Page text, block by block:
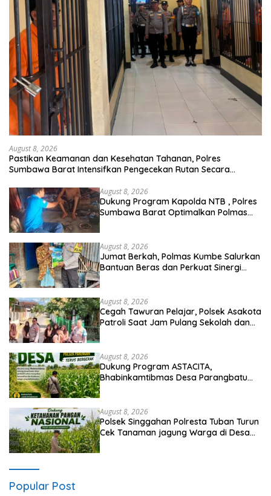
August 8, 2026
Pastikan Keamanan dan Kesehatan Tahanan, Polres
Sumbawa Barat Intensifkan Pengecekan Rutan Secara
August 8, 2026
Dukung Program Kapolda NTB , Polres
Sumbawa Barat Optimalkan Polmas
August 8, 2026
Jumat Berkah, Polmas Kumbe Salurkan
Bantuan Beras dan Perkuat Sinergi
August 8, 2026
Cegah Tawuran Pelajar, Polsek Asakota
Patroli Saat Jam Pulang Sekolah dan
August 8, 2026
Dukung Program ASTACITA,
Bhabinkamtibmas Desa Parangbatu
Di Desa Parangbatu Kec. Parengan
August 8, 2026
Polsek Singgahan Polresta Tuban Turun
Cek Tanaman jagung Warga di Desa
Popular Post